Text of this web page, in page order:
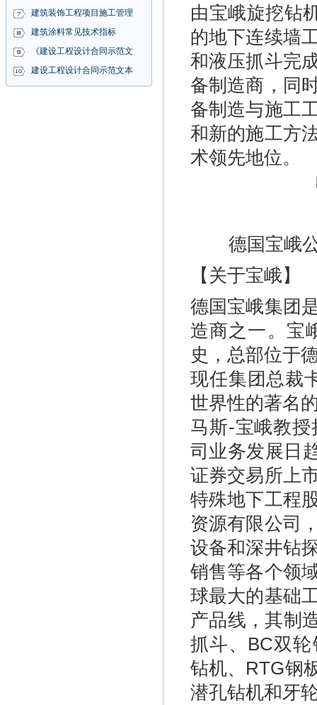
建筑装饰工程项目施工管理
建筑涂料常见技术指标
《建设工程设计合同示范文
建设工程设计合同示范文本
由宝峨旋挖钻
的地下连续墙
和液压抓斗完
备制造商，同
备制造与施工
和新的施工方
术领先地位。
德国宝峨
【关于宝峨】
德国宝峨集团
造商之一。宝
史，总部位于
现任集团总裁
世界性的著名
马斯-宝峨教
司业务发展日
证券交易所上
特殊地下工程
资源有限公司
设备和深井钻
销售等各个领
球最大的基础
产品线，其制
抓斗、BC双
钻机、RTG钢
潜孔钻机和牙